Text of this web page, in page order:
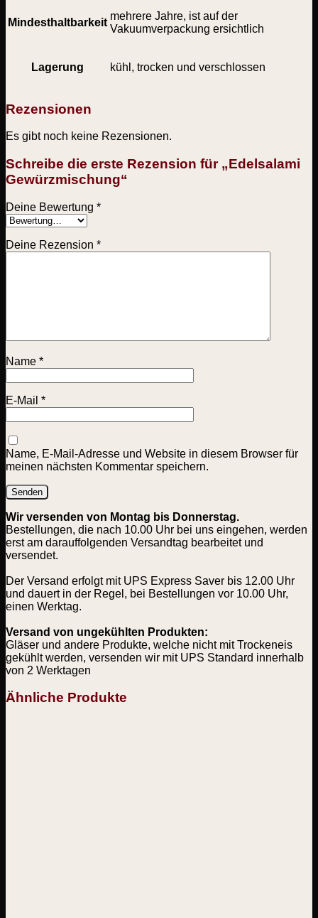
Mindesthaltbarkeit
mehrere Jahre, ist auf der
Vakuumverpackung ersichtlich
Lagerung kühl, trocken und verschlossen
Rezensionen
Es gibt noch keine Rezensionen.
Schreibe die erste Rezension für „Edelsalami
Gewürzmischung“
Deine Bewertung *
Deine Rezension *
Name *
E-Mail *
Name, E-Mail-Adresse und Website in diesem Browser für
meinen nächsten Kommentar speichern.
Wir versenden von Montag bis Donnerstag.
Bestellungen, die nach 10.00 Uhr bei uns eingehen, werden
erst am darauffolgenden Versandtag bearbeitet und
versendet.
Der Versand erfolgt mit UPS Express Saver bis 12.00 Uhr
und dauert in der Regel, bei Bestellungen vor 10.00 Uhr,
einen Werktag.
Versand von ungekühlten Produkten:
Gläser und andere Produkte, welche nicht mit Trockeneis
gekühlt werden, versenden wir mit UPS Standard innerhalb
von 2 Werktagen
Ähnliche Produkte